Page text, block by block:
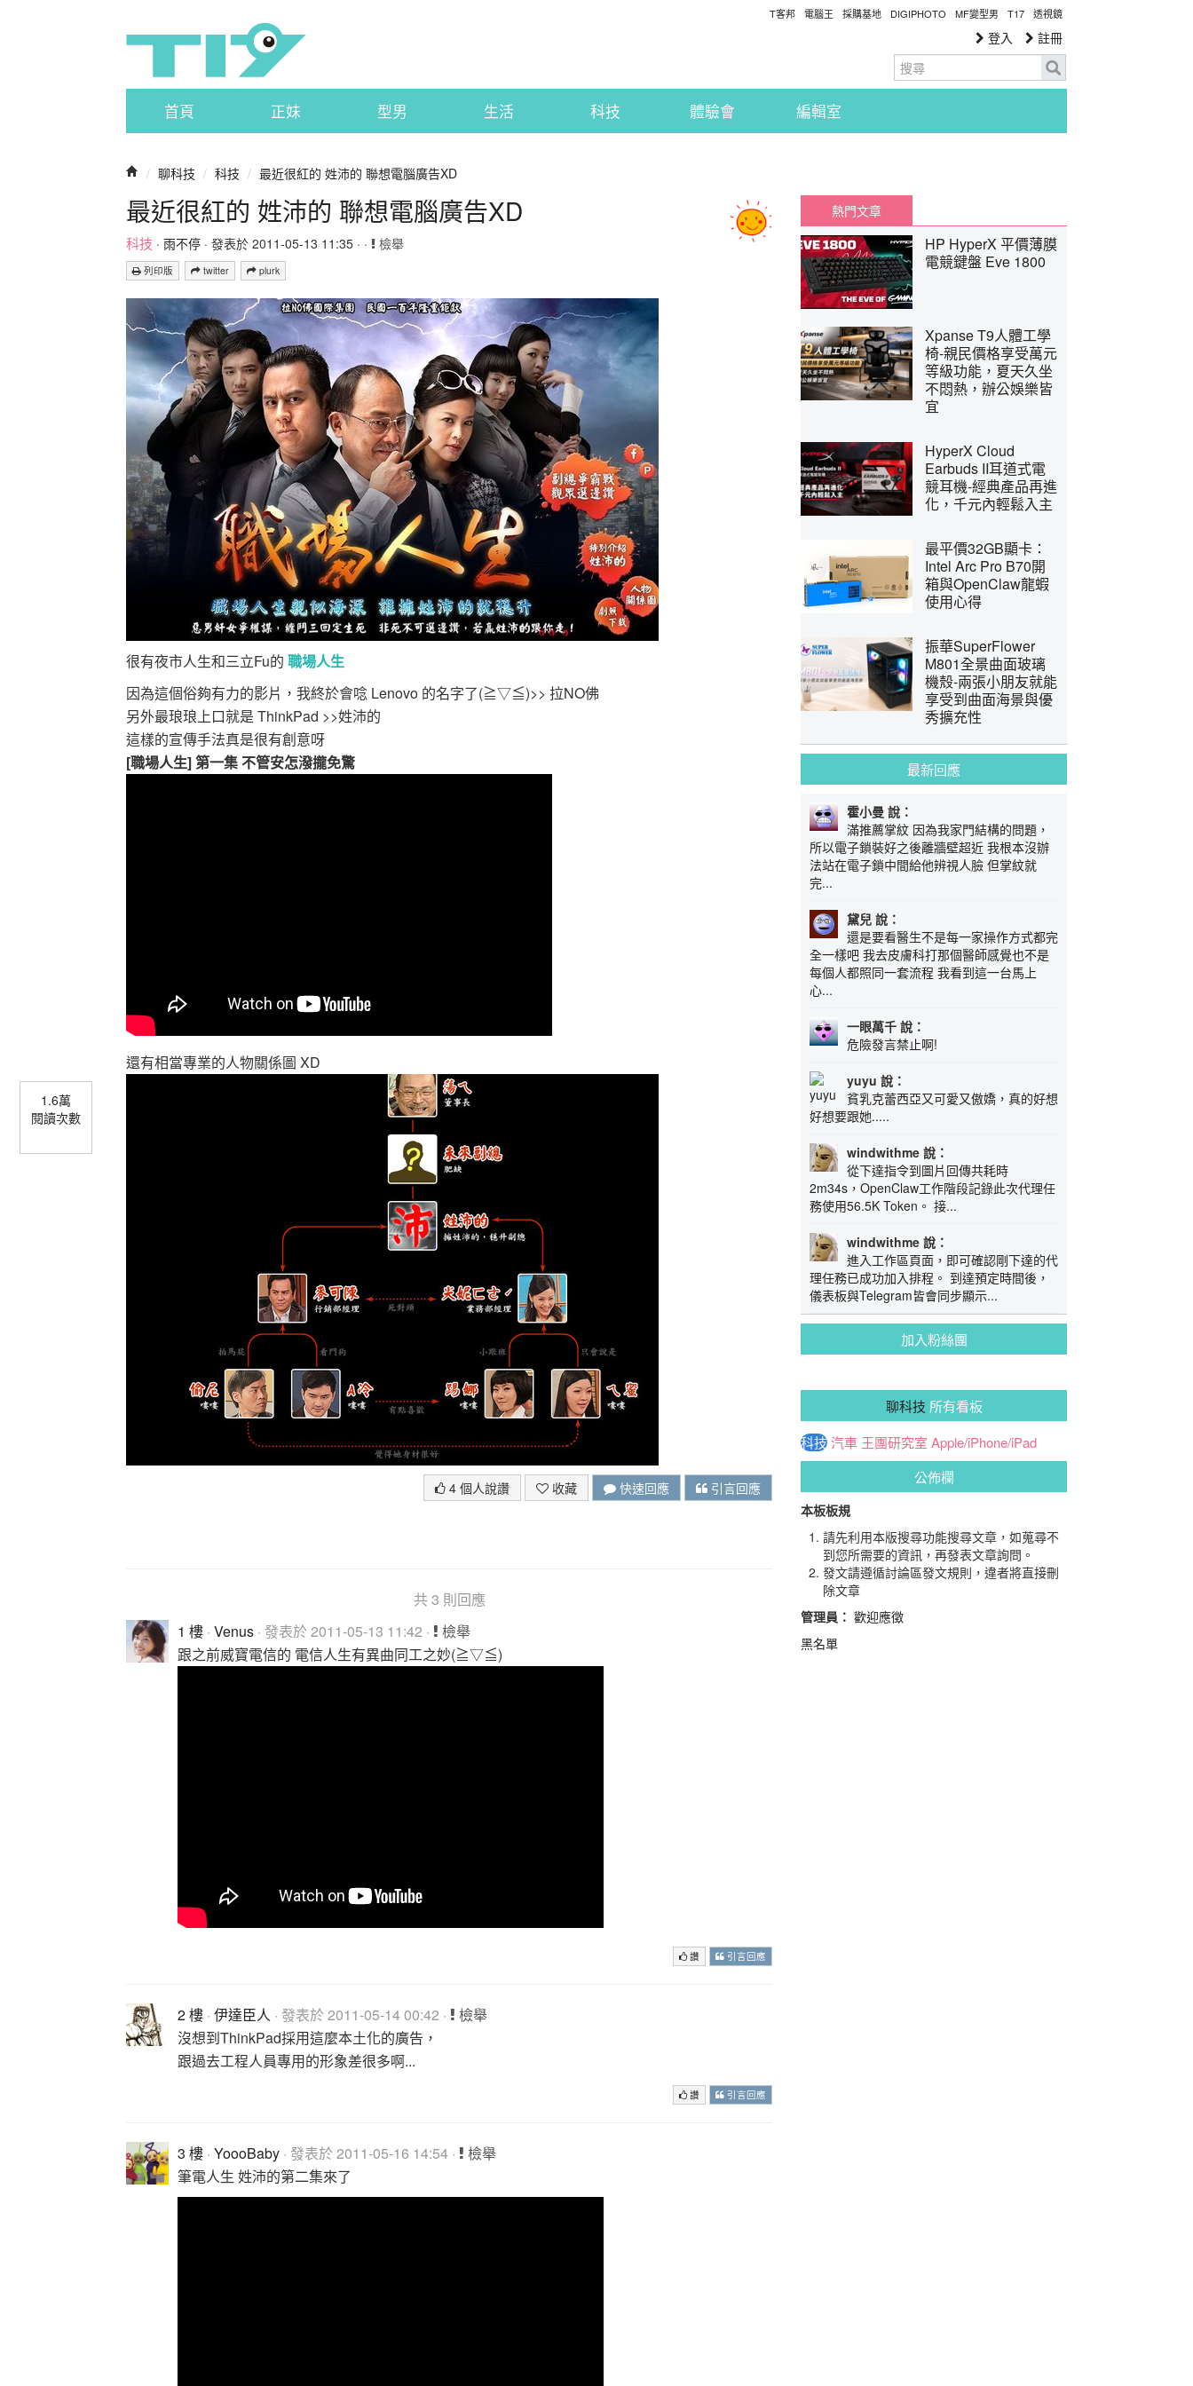
T客邦 電腦王 採購基地 DIGIPHOTO MF變型男 T17 透視鏡
登入 註冊
首頁 正妹 型男 生活 科技 體驗會 編輯室
/ 聊科技 / 科技 / 最近很紅的 姓沛的 聯想電腦廣告XD
最近很紅的 姓沛的 聯想電腦廣告XD
科技 · 雨不停 · 發表於 2011-05-13 11:35 · · 檢舉
列印版 twitter plurk
1.6萬
閱讀次數
很有夜市人生和三立Fu的 職場人生
因為這個俗夠有力的影片，我終於會唸 Lenovo 的名字了(≧▽≦)>> 拉NO佛
另外最琅琅上口就是 ThinkPad >>姓沛的
這樣的宣傳手法真是很有創意呀
[職場人生] 第一集 不管安怎潑攏免驚
還有相當專業的人物關係圖 XD
4 個人說讚 收藏 快速回應 引言回應
共 3 則回應
1 樓 · Venus · 發表於 2011-05-13 11:42 ·
檢舉
跟之前威寶電信的 電信人生有異曲同工之妙(≧▽≦)
讚 引言回應
2 樓 · 伊達臣人 · 發表於 2011-05-14 00:42 ·
檢舉
沒想到ThinkPad採用這麼本土化的廣告，
跟過去工程人員專用的形象差很多啊...
讚 引言回應
3 樓 · YoooBaby · 發表於 2011-05-16 14:54 ·
檢舉
筆電人生 姓沛的第二集來了
熱門文章
HP HyperX 平價薄膜
電競鍵盤 Eve 1800
Xpanse T9人體工學
椅-親民價格享受萬元
等級功能，夏天久坐
不悶熱，辦公娛樂皆
宜
HyperX Cloud
Earbuds II耳道式電
競耳機-經典產品再進
化，千元內輕鬆入主
最平價32GB顯卡：
Intel Arc Pro B70開
箱與OpenClaw龍蝦
使用心得
振華SuperFlower
M801全景曲面玻璃
機殼-兩張小朋友就能
享受到曲面海景與優
秀擴充性
最新回應
霍小曼 說：
滿推薦掌紋 因為我家門結構的問題，
所以電子鎖裝好之後離牆壁超近 我根本沒辦
法站在電子鎖中間給他辨視人臉 但掌紋就
完...
黛兒 說：
還是要看醫生不是每一家操作方式都完
全一樣吧 我去皮膚科打那個醫師感覺也不是
每個人都照同一套流程 我看到這一台馬上
心...
一眼萬千 說：
危險發言禁止啊!
yuyu 說：
貧乳克蕾西亞又可愛又傲嬌，真的好想
好想要跟她.....
windwithme 說：
從下達指令到圖片回傳共耗時
2m34s，OpenClaw工作階段記錄此次代理任
務使用56.5K Token。 接...
windwithme 說：
進入工作區頁面，即可確認剛下達的代
理任務已成功加入排程。 到達預定時間後，
儀表板與Telegram皆會同步顯示...
加入粉絲團
聊科技 所有看板
科技汽車 王團研究室 Apple/iPhone/iPad
公佈欄
本板板規
請先利用本版搜尋功能搜尋文章，如蒐尋不
到您所需要的資訊，再發表文章詢問。
發文請遵循討論區發文規則，違者將直接刪
除文章
管理員： 歡迎應徵
黑名單